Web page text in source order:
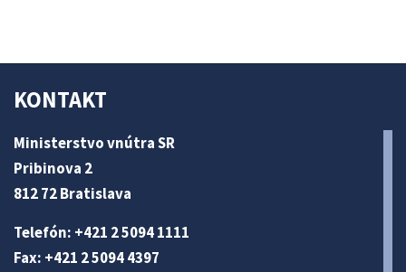
KONTAKT
Ministerstvo vnútra SR
Pribinova 2
812 72 Bratislava
Telefón: +421 2 5094 1111
Fax: +421 2 5094 4397